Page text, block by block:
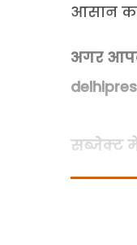
आसान
अगर
सब्जेक्ट